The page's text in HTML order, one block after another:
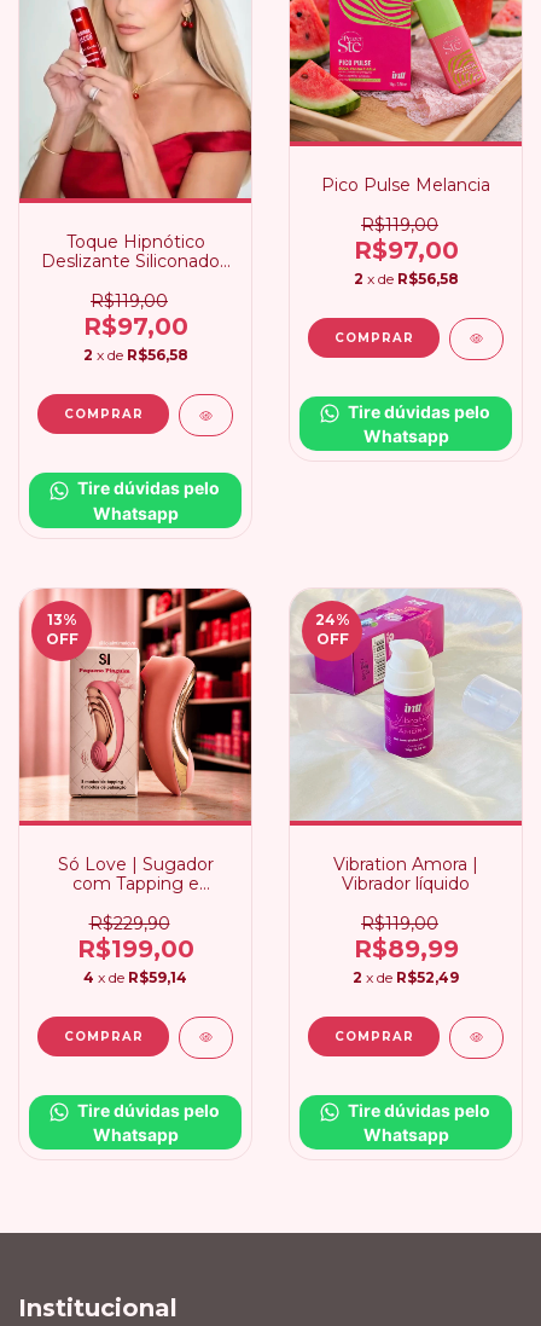
Toque Hipnótico
Deslizante Siliconado |
R$119,00
R$97,00
2 x de R$56,58
Tire dúvidas pelo
Whatsapp
Pico Pulse Melancia
R$119,00
R$97,00
2 x de R$56,58
Tire dúvidas pelo
Whatsapp
13%
OFF
Só Love | Sugador
com Tapping e
R$229,90
R$199,00
4 x de R$59,14
Tire dúvidas pelo
Whatsapp
24%
OFF
Vibration Amora |
Vibrador líquido
R$119,00
R$89,99
2 x de R$52,49
Tire dúvidas pelo
Whatsapp
Institucional